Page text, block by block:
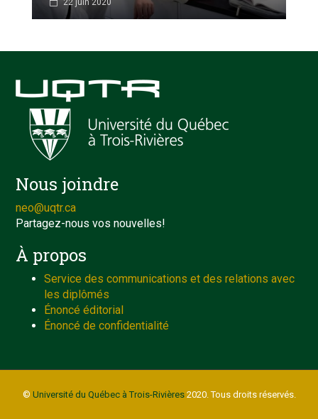
22 juin 2020
Nous joindre
neo@uqtr.ca
Partagez-nous vos nouvelles!
À propos
Service des communications et des relations avec
les diplômés
Énoncé éditorial
Énoncé de confidentialité
© Université du Québec à Trois-Rivières2020. Tous droits réservés.